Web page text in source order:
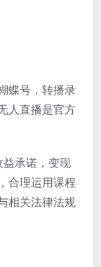
蝶号，转播录
人直播是官方
承诺，变现
合理运用课程
相关法律法规